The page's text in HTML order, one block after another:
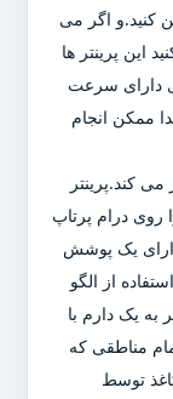
کنید.و اگر می
این پرینتر ها
دارای سرعت
ممکن انجام
می کند.پرینتر
روی درام پرتاپ
دارای یک پوشش
از الگو
به یک دارم با
مناطقی که
توسط